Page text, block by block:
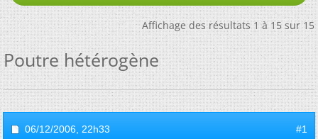
Affichage des résultats 1 à 15 sur 15
Poutre hétérogène
06/12/2006, 22h33 #1